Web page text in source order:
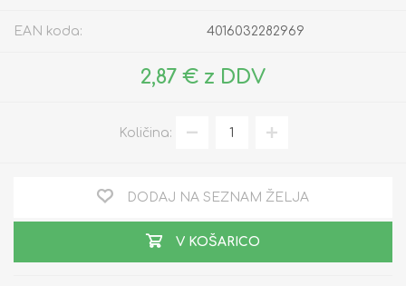
EAN koda: 4016032282969
2,87 € z DDV
Količina:
DODAJ NA SEZNAM ŽELJA
V KOŠARICO